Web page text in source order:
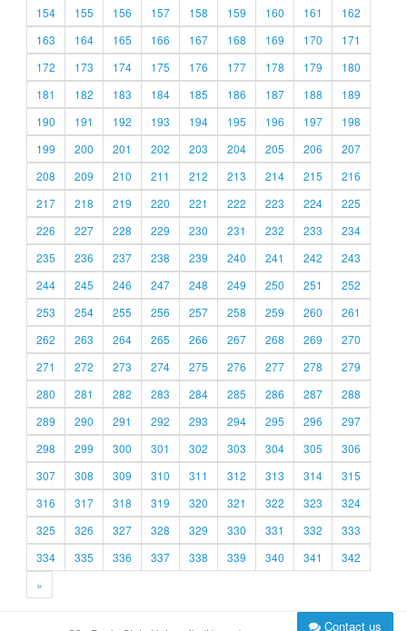
154
155 156 157 158 159 160 161
162
163
164 165 166 167 168 169 170
171
172
173 174 175 176 177 178 179
180
181
182 183 184 185 186 187 188
189
190
191 192 193 194 195 196 197
198
199
200 201 202 203 204 205 206
207
208
209 210 211 212 213 214 215
216
217
218 219 220 221 222 223 224
225
226
227 228 229 230 231 232 233
234
235
236 237 238 239 240 241 242
243
244
245 246 247 248 249 250 251
252
253
254 255 256 257 258 259 260
261
262
263 264 265 266 267 268 269
270
271
272 273 274 275 276 277 278
279
280
281 282 283 284 285 286 287
288
289
290 291 292 293 294 295 296
297
298
299 300 301 302 303 304 305
306
307
308 309 310 311 312 313 314
315
316
317 318 319 320 321 322 323
324
325
326 327 328 329 330 331 332
333
334
335 336 337 338 339 340 341
342
»
Contact us